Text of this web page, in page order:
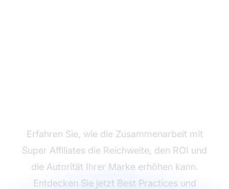
Erfahren Sie, wie die Zusammenarbeit mit
Super Affiliates die Reichweite, den ROI und
die Autorität Ihrer Marke erhöhen kann.
Entdecken Sie jetzt Best Practices und